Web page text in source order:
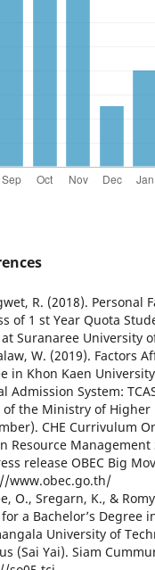
R. (2018). Personal
of 1 st Year Quota
Suranaree University
W. (2019). Factors
in Khon Kaen
Admission System:
the Ministry of Higher
CHE Currivulum
Resource
release OBEC Big
www.obec.go.th/
O., Sregarn, K., &
a Bachelor’s Degree
University of
(Sai Yai). Siam